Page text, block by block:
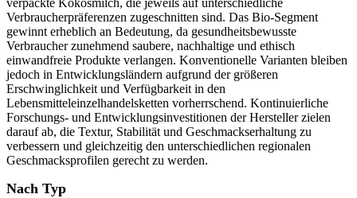
verpackte Kokosmilch, die jeweils auf unterschiedliche
Verbraucherpräferenzen zugeschnitten sind. Das Bio-Segment
gewinnt erheblich an Bedeutung, da gesundheitsbewusste
Verbraucher zunehmend saubere, nachhaltige und ethisch
einwandfreie Produkte verlangen. Konventionelle Varianten bleiben
jedoch in Entwicklungsländern aufgrund der größeren
Erschwinglichkeit und Verfügbarkeit in den
Lebensmitteleinzelhandelsketten vorherrschend. Kontinuierliche
Forschungs- und Entwicklungsinvestitionen der Hersteller zielen
darauf ab, die Textur, Stabilität und Geschmackserhaltung zu
verbessern und gleichzeitig den unterschiedlichen regionalen
Geschmacksprofilen gerecht zu werden.
Nach Typ